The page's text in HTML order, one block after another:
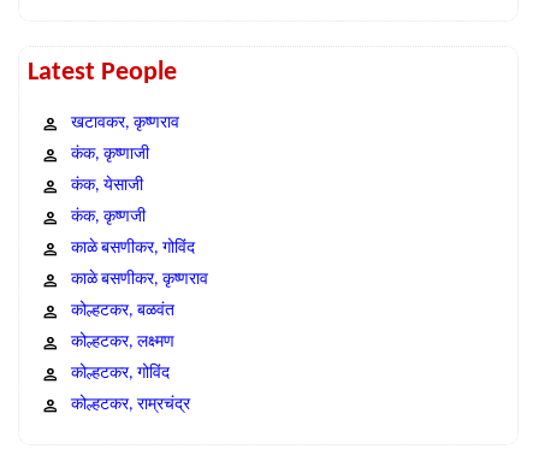
Latest People
खटावकर, कृष्णराव
कंक, कृष्णाजी
कंक, येसाजी
कंक, कृष्णजी
काळे बसणीकर, गोविंद
काळे बसणीकर, कृष्णराव
कोल्हटकर, बळवंत
कोल्हटकर, लक्ष्मण
कोल्हटकर, गोविंद
कोल्हटकर, राम्रचंद्र